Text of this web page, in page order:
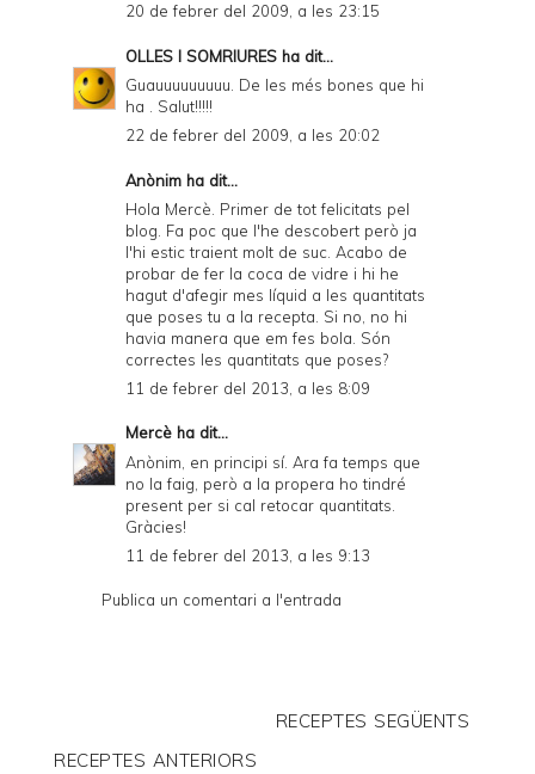
20 de febrer del 2009, a les 23:15
OLLES I SOMRIURES ha dit...
Guauuuuuuuuu. De les més bones que hi
ha . Salut!!!!!
22 de febrer del 2009, a les 20:02
Anònim ha dit...
Hola Mercè. Primer de tot felicitats pel
blog. Fa poc que l'he descobert però ja
l'hi estic traient molt de suc. Acabo de
probar de fer la coca de vidre i hi he
hagut d'afegir mes líquid a les quantitats
que poses tu a la recepta. Si no, no hi
havia manera que em fes bola. Són
correctes les quantitats que poses?
11 de febrer del 2013, a les 8:09
Mercè ha dit...
Anònim, en principi sí. Ara fa temps que
no la faig, però a la propera ho tindré
present per si cal retocar quantitats.
Gràcies!
11 de febrer del 2013, a les 9:13
Publica un comentari a l'entrada
RECEPTES SEGÜENTS
RECEPTES ANTERIORS